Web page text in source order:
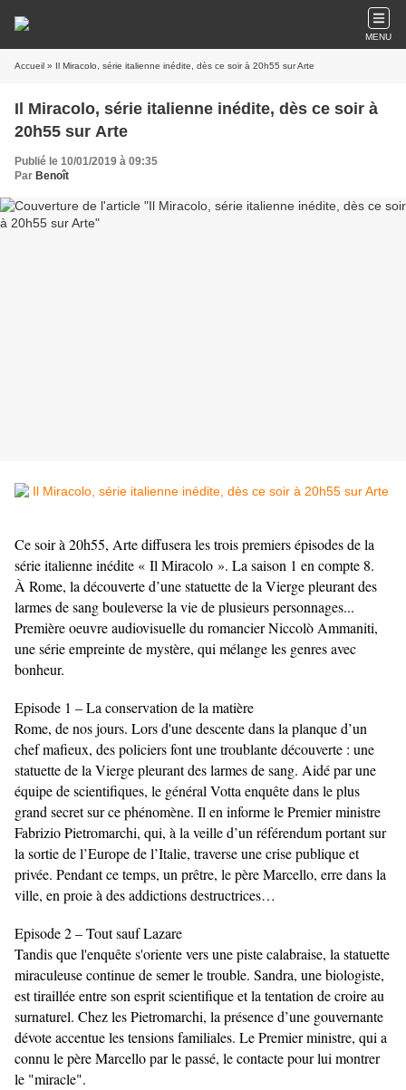
MENU
Accueil » Il Miracolo, série italienne inédite, dès ce soir à 20h55 sur Arte
Il Miracolo, série italienne inédite, dès ce soir à
20h55 sur Arte
Publié le 10/01/2019 à 09:35
Par Benoît
Ce soir à 20h55, Arte diffusera les trois premiers épisodes de la
série italienne inédite « Il Miracolo ». La saison 1 en compte 8.
À Rome, la découverte d’une statuette de la Vierge pleurant des
larmes de sang bouleverse la vie de plusieurs personnages...
Première oeuvre audiovisuelle du romancier Niccolò Ammaniti,
une série empreinte de mystère, qui mélange les genres avec
bonheur.
Episode 1 – La conservation de la matière
Rome, de nos jours. Lors d'une descente dans la planque d’un
chef mafieux, des policiers font une troublante découverte : une
statuette de la Vierge pleurant des larmes de sang. Aidé par une
équipe de scientifiques, le général Votta enquête dans le plus
grand secret sur ce phénomène. Il en informe le Premier ministre
Fabrizio Pietromarchi, qui, à la veille d’un référendum portant sur
la sortie de l’Europe de l’Italie, traverse une crise publique et
privée. Pendant ce temps, un prêtre, le père Marcello, erre dans la
ville, en proie à des addictions destructrices…
Episode 2 – Tout sauf Lazare
Tandis que l'enquête s'oriente vers une piste calabraise, la statuette
miraculeuse continue de semer le trouble. Sandra, une biologiste,
est tiraillée entre son esprit scientifique et la tentation de croire au
surnaturel. Chez les Pietromarchi, la présence d’une gouvernante
dévote accentue les tensions familiales. Le Premier ministre, qui a
connu le père Marcello par le passé, le contacte pour lui montrer
le "miracle".